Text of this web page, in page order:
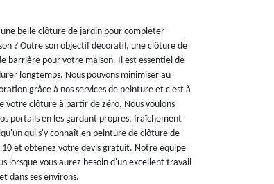
belle clôture de jardin pour compléter
? Outre son objectif décoratif, une clôture de
barrière pour votre maison. Il est essentiel de
longtemps. Nous pouvons minimiser au
grâce à nos services de peinture et c'est à
clôture à partir de zéro. Nous voulons
portails en les gardant propres, fraîchement
qui s'y connaît en peinture de clôture de
et obtenez votre devis gratuit. Notre équipe
lorsque vous aurez besoin d'un excellent travail
dans ses environs.